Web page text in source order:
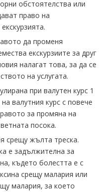
обстоятелства или
право на
да променя
екскурзиите за друг
налагат това, за да се
на услугата.
при валутен курс 1
валутния курс с повече
за промяна на
посока.
срещу жълта треска.
е задължителна за
където болестта е с
срещу малария или
малария, за което